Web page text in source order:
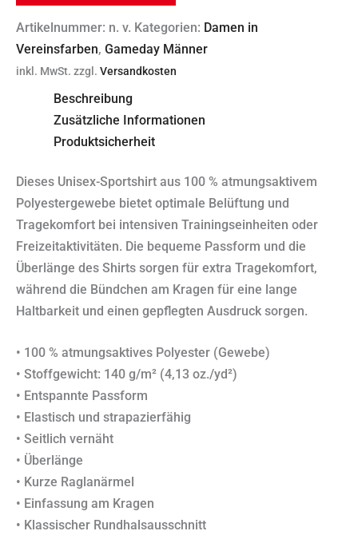
Artikelnummer: n. v. Kategorien: Damen in
Vereinsfarben, Gameday Männer
inkl. MwSt. zzgl. Versandkosten
Beschreibung
Zusätzliche Informationen
Produktsicherheit
Dieses Unisex-Sportshirt aus 100 % atmungsaktivem
Polyestergewebe bietet optimale Belüftung und
Tragekomfort bei intensiven Trainingseinheiten oder
Freizeitaktivitäten. Die bequeme Passform und die
Überlänge des Shirts sorgen für extra Tragekomfort,
während die Bündchen am Kragen für eine lange
Haltbarkeit und einen gepflegten Ausdruck sorgen.
• 100 % atmungsaktives Polyester (Gewebe)
• Stoffgewicht: 140 g/m² (4,13 oz./yd²)
• Entspannte Passform
• Elastisch und strapazierfähig
• Seitlich vernäht
• Überlänge
• Kurze Raglanärmel
• Einfassung am Kragen
• Klassischer Rundhalsausschnitt